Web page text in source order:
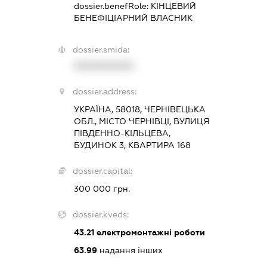
dossier.benefRole: КІНЦЕВИЙ
БЕНЕФІЦІАРНИЙ ВЛАСНИК
dossier.smida:
dossier.address:
УКРАЇНА, 58018, ЧЕРНІВЕЦЬКА
ОБЛ., МІСТО ЧЕРНІВЦІ, ВУЛИЦЯ
ПІВДЕННО-КІЛЬЦЕВА,
БУДИНОК 3, КВАРТИРА 168
dossier.capital:
300 000 грн.
dossier.kveds:
43.21електромонтажні роботи
63.99надання інших